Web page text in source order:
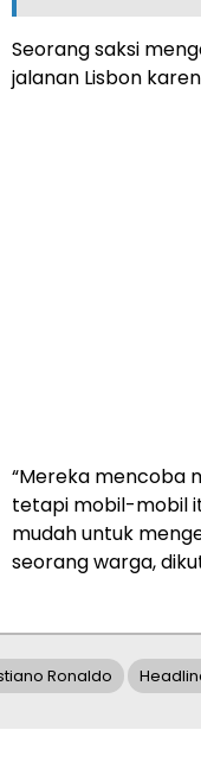
Seorang saksi
jalanan Lisbon
“Mereka mencoba
tetapi mobil-mobil
mudah untuk
seorang warga,
Ronaldo